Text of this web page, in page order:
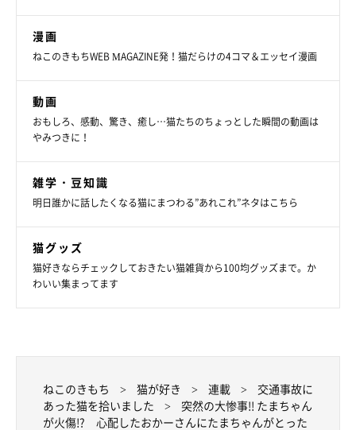
漫画
ねこのきもちWEB MAGAZINE発！猫だらけの4コマ＆エッセイ漫画
動画
おもしろ、感動、驚き、癒し…猫たちのちょっとした瞬間の動画は
やみつきに！
雑学・豆知識
明日誰かに話したくなる猫にまつわる”あれこれ”ネタはこちら
猫グッズ
猫好きならチェックしておきたい猫雑貨から100均グッズまで。か
わいい集まってます
ねこのきもち 猫が好き 連載
交通事故に
あった猫を拾いました
突然の大惨事!! たまちゃん
が火傷!? 心配したおかーさんにたまちゃんがとった